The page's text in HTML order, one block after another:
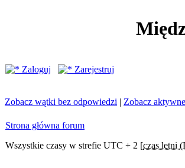
Zaloguj
Zarejestruj
Zobacz wątki bez odpowiedzi | Zobacz
Strona główna forum
Wszystkie czasy w strefie UTC + 2 [czas letni